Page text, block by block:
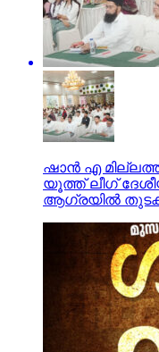
ഷാന്‍ എ
യൂത്ത് ലീഗ്
ആഗ്രയില്‍